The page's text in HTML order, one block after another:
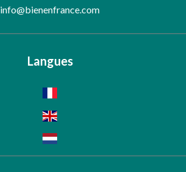
info@bienenfrance.com
Langues